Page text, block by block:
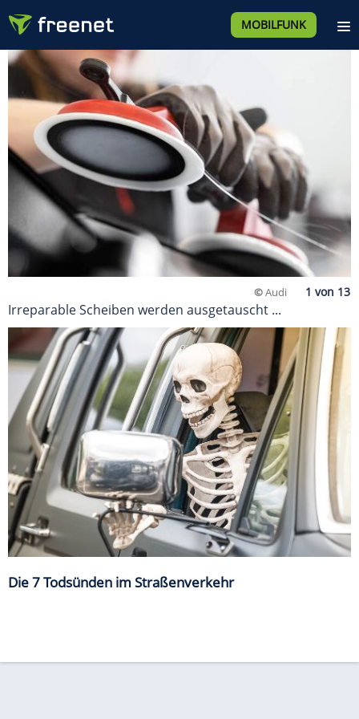
MOBILFUNK
©Audi
Irreparable Scheiben werden ausgetauscht ...
Die 7 Todsünden im Straßenverkehr